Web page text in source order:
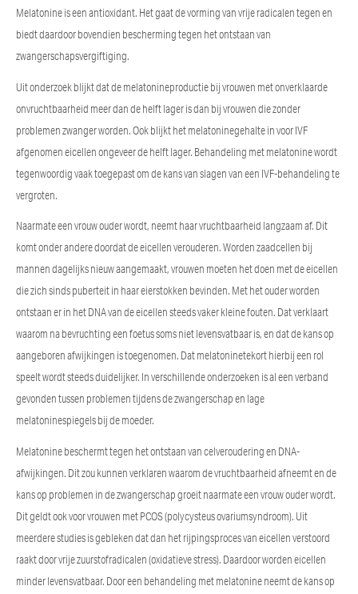
Melatonine is een antioxidant. Het gaat de vorming van vrije radicalen tegen en
biedt daardoor bovendien bescherming tegen het ontstaan van
zwangerschapsvergiftiging.
Uit onderzoek blijkt dat de melatonineproductie bij vrouwen met onverklaarde
onvruchtbaarheid meer dan de helft lager is dan bij vrouwen die zonder
problemen zwanger worden. Ook blijkt het melatoninegehalte in voor IVF
afgenomen eicellen ongeveer de helft lager. Behandeling met melatonine wordt
tegenwoordig vaak toegepast om de kans van slagen van een IVF-behandeling te
vergroten.
Naarmate een vrouw ouder wordt, neemt haar vruchtbaarheid langzaam af. Dit
komt onder andere doordat de eicellen verouderen. Worden zaadcellen bij
mannen dagelijks nieuw aangemaakt, vrouwen moeten het doen met de eicellen
die zich sinds puberteit in haar eierstokken bevinden. Met het ouder worden
ontstaan er in het DNA van de eicellen steeds vaker kleine fouten. Dat verklaart
waarom na bevruchting een foetus soms niet levensvatbaar is, en dat de kans op
aangeboren afwijkingen is toegenomen. Dat melatoninetekort hierbij een rol
speelt wordt steeds duidelijker. In verschillende onderzoeken is al een verband
gevonden tussen problemen tijdens de zwangerschap en lage
melatoninespiegels bij de moeder.
Melatonine beschermt tegen het ontstaan van celveroudering en DNA-
afwijkingen. Dit zou kunnen verklaren waarom de vruchtbaarheid afneemt en de
kans op problemen in de zwangerschap groeit naarmate een vrouw ouder wordt.
Dit geldt ook voor vrouwen met PCOS (polycysteus ovariumsyndroom). Uit
meerdere studies is gebleken dat dan het rijpingsproces van eicellen verstoord
raakt door vrije zuurstofradicalen (oxidatieve stress). Daardoor worden eicellen
minder levensvatbaar. Door een behandeling met melatonine neemt de kans op